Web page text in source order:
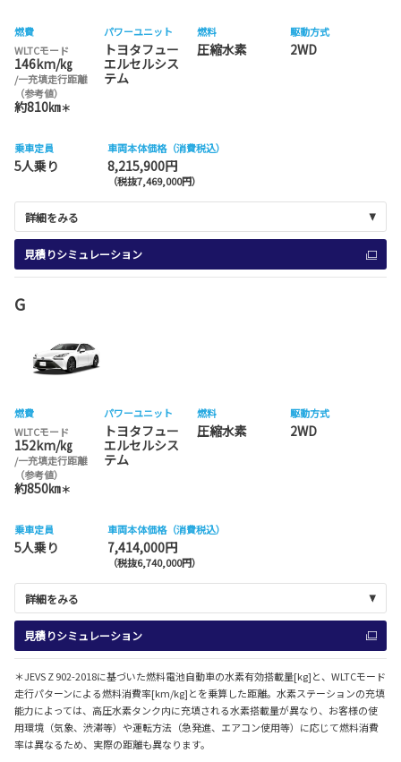
燃費
WLTCモード
146km/㎏
/一充填走行距離
（参考値）
約810㎞＊
パワーユニット
トヨタフュー
エルセルシス
テム
燃料
圧縮水素
駆動方式
2WD
乗車定員
5人乗り
車両本体価格（消費税込）
8,215,900円
（税抜7,469,000円）
詳細をみる
見積りシミュレーション
G
燃費
WLTCモード
152km/㎏
/一充填走行距離
（参考値）
約850㎞＊
パワーユニット
トヨタフュー
エルセルシス
テム
燃料
圧縮水素
駆動方式
2WD
乗車定員
5人乗り
車両本体価格（消費税込）
7,414,000円
（税抜6,740,000円）
詳細をみる
見積りシミュレーション
＊JEVS Z 902-2018に基づいた燃料電池自動車の水素有効搭載量[kg]と、WLTCモード
走行パターンによる燃料消費率[km/kg]とを乗算した距離。水素ステーションの充填
能力によっては、高圧水素タンク内に充填される水素搭載量が異なり、お客様の使
用環境（気象、渋滞等）や運転方法（急発進、エアコン使用等）に応じて燃料消費
率は異なるため、実際の距離も異なります。